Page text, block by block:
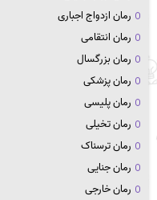
رمان ازدواج اجباری
رمان انتقامی
رمان بزرگسال
رمان پزشکی
رمان پلیسی
رمان تخیلی
رمان ترسناک
رمان جنایی
رمان خارجی